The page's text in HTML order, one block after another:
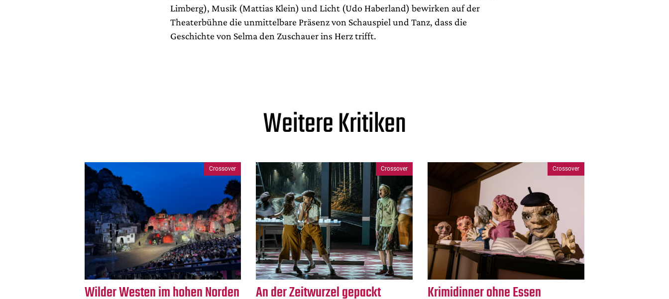
Limberg), Musik (Mattias Klein) und Licht (Udo Haberland) bewirken auf der
Theaterbühne die unmittelbare Präsenz von Schauspiel und Tanz, dass die
Geschichte von Selma den Zuschauer ins Herz trifft.
Weitere Kritiken
Crossover
Wilder Westen im hohen Norden
Crossover
An der Zeitwurzel gepackt
Crossover
Krimidinner ohne Essen